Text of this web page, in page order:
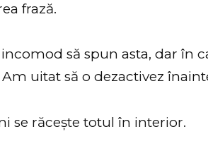
frază.
să spun asta, dar în
uitat să o dezactivez
se răcește totul în interior.